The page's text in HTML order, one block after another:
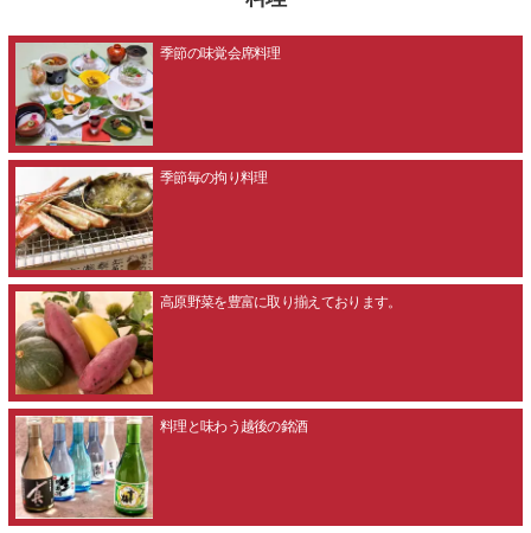
季節の味覚会席料理
季節毎の拘り料理
高原野菜を豊富に取り揃えております。
料理と味わう越後の銘酒